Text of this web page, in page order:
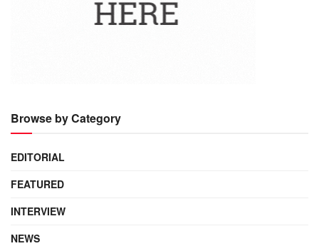
Browse by Category
EDITORIAL
FEATURED
INTERVIEW
NEWS